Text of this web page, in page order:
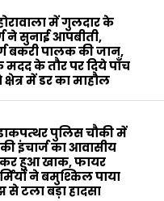
में गुलदार के
ने सुनाई आपबीती,
बकरी पालक की जान,
के‌ तौर पर दिये पाँच
में डर का माहौल
पुलिस चौकी में
इंचार्ज का आवासीय
हुआ खाक, फायर
ने बमुश्किल पाया
टला बड़ा हादसा